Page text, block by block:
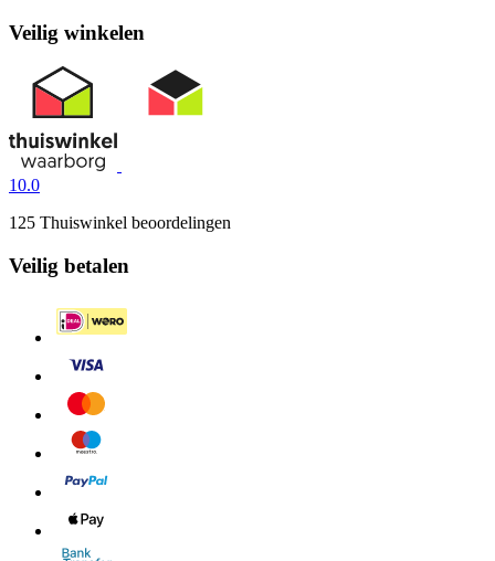
Veilig winkelen
10.0
125 Thuiswinkel beoordelingen
Veilig betalen